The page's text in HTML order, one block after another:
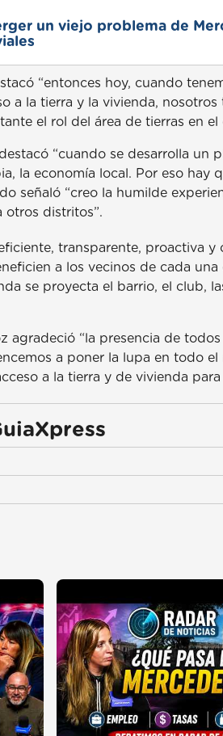
un viejo problema de
“entonces hoy, cuando
a la tierra y la vivienda,
el rol del área de tierras en
“cuando se desarrolla un
la economía local. Por eso hay
señaló “creo la humilde
otros distritos”.
transparente, proactiva
a los vecinos de cada
se proyecta el barrio, el club,
agradeció “la presencia de
a poner la lupa en todo
a la tierra y de vivienda para